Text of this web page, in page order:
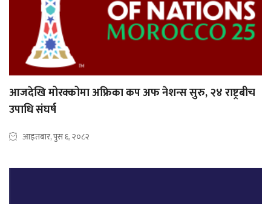
आजदेखि मोरक्कोमा अफ्रिका कप अफ नेशन्स सुरु, २४ राष्ट्रबीच
उपाधि संघर्ष
आइतबार, पुस ६, २०८२